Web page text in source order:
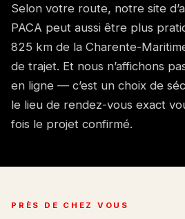
Selon votre route, notre site
PACA peut aussi être plus
825 km de la Charente-
de trajet. Et nous n’affichons
en ligne — c’est un choix de
le lieu de rendez-vous exact
fois le projet confirmé.
PRÈS DE CHEZ VOUS